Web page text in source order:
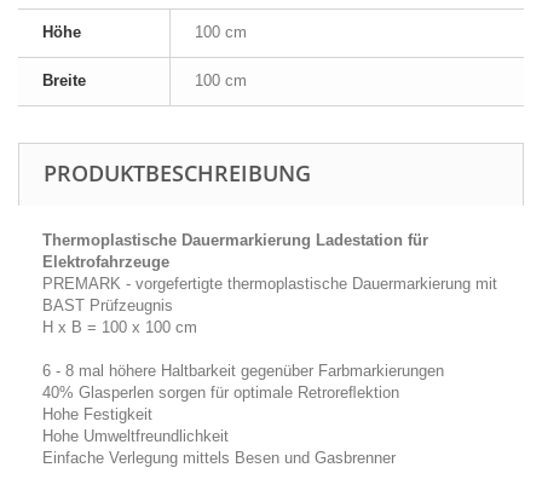
Höhe 100 cm
Breite 100 cm
PRODUKTBESCHREIBUNG
Thermoplastische Dauermarkierung Ladestation für
Elektrofahrzeuge
PREMARK - vorgefertigte thermoplastische Dauermarkierung mit
BAST Prüfzeugnis
H x B = 100 x 100 cm
6 - 8 mal höhere Haltbarkeit gegenüber Farbmarkierungen
40% Glasperlen sorgen für optimale Retroreﬂektion
Hohe Festigkeit
Hohe Umweltfreundlichkeit
Einfache Verlegung mittels Besen und Gasbrenner